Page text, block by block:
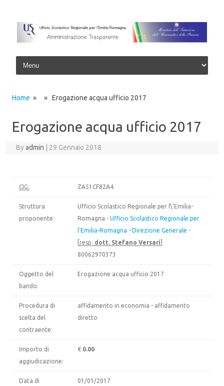
Skip to content
Home » » Erogazione acqua ufficio 2017
Erogazione acqua ufficio 2017
Byadmin 29 Gennaio 2018
CIG: ZA51CF82A4
Struttura
proponente:
Ufficio Scolastico Regionale per l\'Emilia-
Romagna - Ufficio Scolastico Regionale per
l'Emilia-Romagna - Direzione Generale -
resp. dott. Stefano Versari
80062970373
Oggetto del
bando:
Erogazione acqua ufficio 2017
Procedura di
scelta del
contraente:
affidamento in economia - affidamento
diretto
Importo di
aggiudicazione:
€ 0.00
Data di
01/01/2017